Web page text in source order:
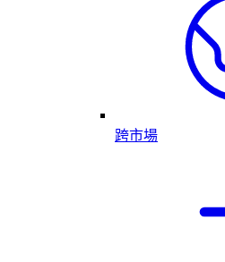
跨市場